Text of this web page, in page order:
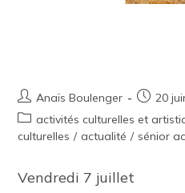
Anaïs Boulenger
20
activités culturelles et
culturelles / actualité / sénior
Vendredi 7 juillet